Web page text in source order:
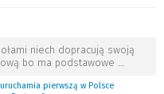
niech dopracują swoją
bo ma podstawowe …
pierwszą w Polsce